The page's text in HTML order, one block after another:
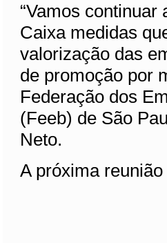
“Vamos
Caixa medidas
valorização das
de promoção por
Federação dos
(Feeb) de São
Neto.
A próxima